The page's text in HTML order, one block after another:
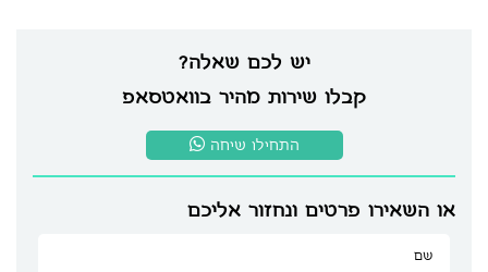
יש לכם שאלה?
קבלו שירות מהיר בוואטסאפ
התחילו שיחה
או השאירו פרטים ונחזור אליכם